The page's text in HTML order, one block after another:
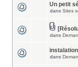
Un petit
dans Sites
dans
dans